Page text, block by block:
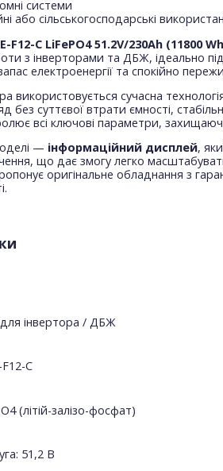
системи
або сільськогосподарські
F12-C LiFePO4 51.2V/230Ah (11800
з інверторами та ДБЖ, ідеально
електроенергії та спокійно
використовується сучасна
без суттєвої втрати ємності,
всі ключові параметри,
— інформаційний дисплей,
що дає змогу легко
оригінальне обладнання з
інвертора / ДБЖ
C
(літій-залізо-фосфат)
51,2 В